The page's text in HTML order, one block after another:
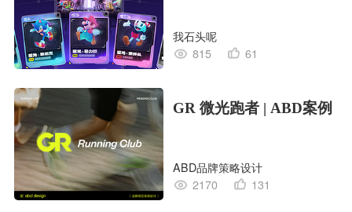
我石头呢
815
61
GR 微光跑者 | ABD案例
ABD品牌策略设计
2170
131